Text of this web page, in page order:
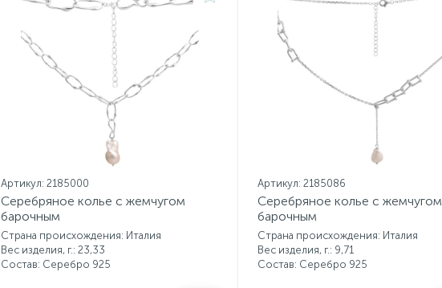
Артикул: 2185000
Серебряное колье с жемчугом
барочным
Страна происхождения: Италия
Вес изделия, г.: 23,33
Состав: Серебро 925
Артикул: 2185086
Серебряное колье с жемчугом
барочным
Страна происхождения: Италия
Вес изделия, г.: 9,71
Состав: Серебро 925